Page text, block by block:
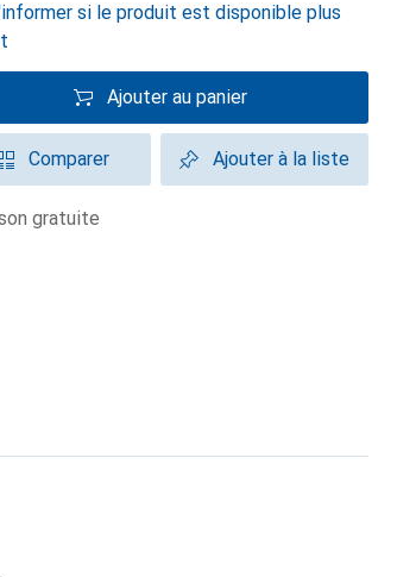
si le produit est disponible plus
Ajouter au panier
Comparer Ajouter à la liste
gratuite